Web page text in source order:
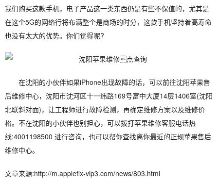
我们购买这款手机，电子产品这一类东西仍是有些不保值的，尤其是
在这个5G的网络行将布满整个是商场的时分，这款手机坚持着高寿命
也没有太大的优势。你们觉得呢?
在沈阳的小伙伴如果iPhone出现故障的话，可以前往沈阳苹果售
后维修中心，沈阳市沈河区十一纬路169号富中大厦14层1406室(沈阳
北联斜对面)，让工程师进行故障检测，再确定维修方案以及维修价
格。不在沈阳的小伙伴也别担心，可以拨打苹果维修客服电话热
线:4001198500 进行咨询，也可以帮你查找离你最近的正规苹果售后
维修中心。
文章来源:http://m.applefix-vip3.com/news/803.html